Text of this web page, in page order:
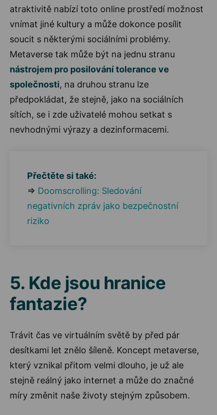
atraktivitě nabízí toto online prostředí možnost
vnímat jiné kultury a může dokonce posílit
soucit s některými sociálními problémy.
Metaverse tak může být na jednu stranu
nástrojem pro posilování tolerance ve
společnosti, na druhou stranu lze
předpokládat, že stejně, jako na sociálních
sítích, se i zde uživatelé mohou setkat s
nevhodnými výrazy a dezinformacemi.
Přečtěte si také:
⇒ Doomscrolling: Sledování
negativních zpráv jako bezpečnostní
riziko
5. Kde jsou hranice
fantazie?
Trávit čas ve virtuálním světě by před pár
desítkami let znělo šíleně. Koncept metaverse,
který vznikal přitom velmi dlouho, je už ale
stejně reálný jako internet a může do značné
míry změnit naše životy stejným způsobem.